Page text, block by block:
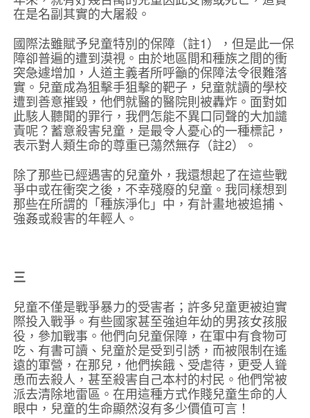
在是名副其實的大屠殺。
國際法雖賦予兒童特別的保障（註1），但是此一保
障卻普遍的遭到漠視。由於地區間和種族之間的衝
突急遽增加，人道主義者所呼籲的保障法令很難落
實。兒童成為狙擊手狙擊的靶子，兒童就讀的學校
遭到善意摧毀，他們就醫的醫院則被轟炸。面對如
此駭人聽聞的罪行，我們怎能不異口同聲的大加譴
責呢？蓄意殺害兒童，是最令人憂心的一種標記，
表示對人類生命的尊重已蕩然無存（註2）。
除了那些已經遇害的兒童外，我還想起了在這些戰
爭中或在衝突之後，不幸殘廢的兒童。我同樣想到
那些在所謂的「種族淨化」中，有計畫地被追捕、
強姦或殺害的年輕人。
三
兒童不僅是戰爭暴力的受害者；許多兒童更被迫實
際投入戰爭。有些國家甚至強迫年幼的男孩女孩服
役，參加戰事。他們向兒童保障，在軍中有食物可
吃、有書可讀、兒童於是受到引誘，而被限制在遙
遠的軍營，在那兒，他們挨餓、受虐待，更受人聳
恿而去殺人，甚至殺害自己本村的村民。他們常被
派去清除地雷區。在用這種方式作賤兒童生命的人
眼中，兒童的生命顯然沒有多少價值可言！